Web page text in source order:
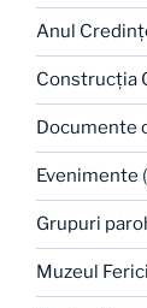
Anul
Construcţia
Documente
Evenimente
Grupuri
Muzeul